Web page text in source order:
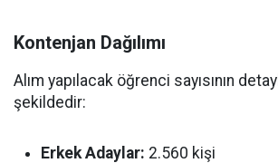
Kontenjan Dağılımı
Alım yapılacak öğrenci sayısının
şekildedir:
Erkek Adaylar: 2.560 kişi